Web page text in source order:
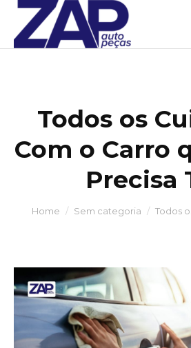
Todos os
Com o Carro
Precisa
You are here:
Home Sem categoria Todos